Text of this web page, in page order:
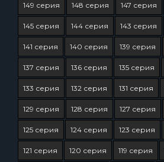
149 серия 148 серия 147 серия
145 серия 144 серия 143 серия
141 серия 140 серия 139 серия
137 серия 136 серия 135 серия
133 серия 132 серия 131 серия
129 серия 128 серия 127 серия
125 серия 124 серия 123 серия
121 серия 120 серия 119 серия